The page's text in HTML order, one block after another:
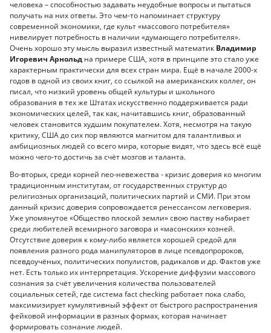
человека – способностью задавать неудобные вопросы и пытаться
получать на них ответы. Это чем-то напоминает структуру
современной экономики, где культ «массового потребителя»
нивелирует потребность в наличии «думающего потребителя».
Очень хорошо эту мысль выразил известный математик Владимир
Игоревич Арнольд на примере США, хотя в принципе это стало уже
характерным практически для всех стран мира. Ещё в начале 2000-х
годов в одной из своих книг, со ссылкой на американских коллег, он
писал, что низкий уровень общей культуры и школьного
образования в тех же Штатах искусственно поддерживается ради
экономических целей, так как, начитавшись книг, образованный
человек становится худшим покупателем. Хотя, несмотря на такую
критику, США до сих пор являются магнитом для талантливых и
амбициозных людей со всего мира, которые видят, что здесь всё ещё
можно чего-то достичь за счёт мозгов и таланта.
Во-вторых, среди корней neo-невежества - кризис доверия ко многим
традиционным институтам, от государственных структур до
религиозных организаций, политических партий и СМИ. При этом
данный кризис доверия сопровождается ренессансом легковерия.
Уже упомянутое «Общество плоской земли» свою паству набирает
среди любителей всемирного заговора и «масонских» козней.
Отсутствие доверия к кому-либо является хорошей средой для
появления разного рода манипуляторов в лице псевдопророков,
псевдоучёных, политических популистов, радикалов и др. Фактов уже
нет. Есть только их интерпретация. Ускорение диффузии массового
сознания за счёт увеличения количества пользователей
социальных сетей, где система fact checking работает пока слабо,
максимизирует кумулятивный эффект от быстрого распространения
фейковой информации в разных формах, которая начинает
формировать сознание людей.